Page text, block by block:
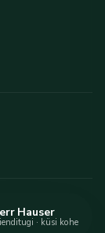
Hauser
· küsi kohe